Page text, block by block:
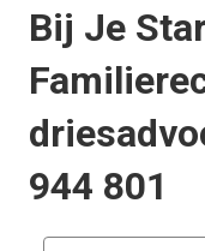
Bij Je
944 801